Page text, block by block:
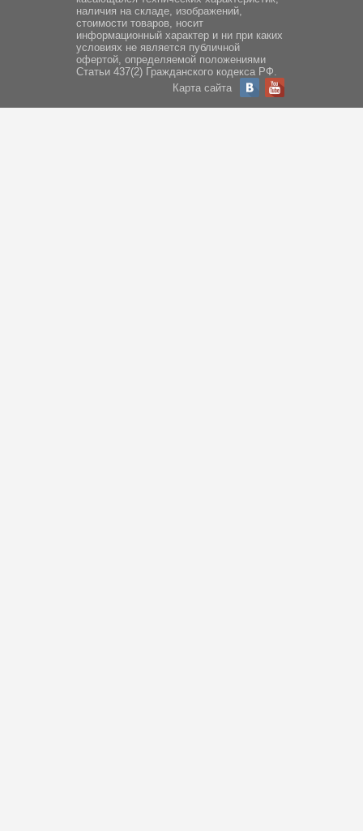
наличия на складе, изображений,
стоимости товаров, носит
информационный характер и ни при каких
условиях не является публичной
офертой, определяемой положениями
Статьи 437(2) Гражданского кодекса РФ.
Карта сайта